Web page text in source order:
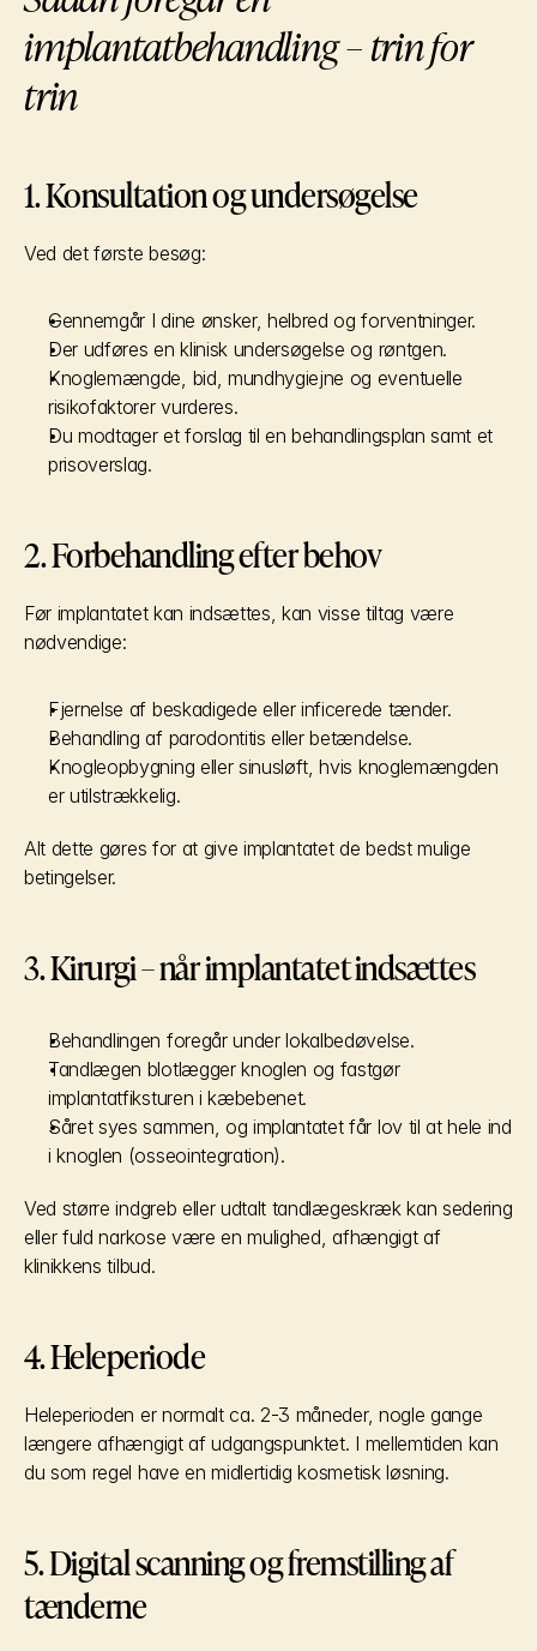
implantatbehandling – trin for
trin
1. Konsultation og undersøgelse
Ved det første besøg:
Gennemgår I dine ønsker, helbred og forventninger.
Der udføres en klinisk undersøgelse og røntgen.
Knoglemængde, bid, mundhygiejne og eventuelle
risikofaktorer vurderes.
Du modtager et forslag til en behandlingsplan samt et
prisoverslag.
2. Forbehandling efter behov
Før implantatet kan indsættes, kan visse tiltag være
nødvendige:
Fjernelse af beskadigede eller inficerede tænder.
Behandling af parodontitis eller betændelse.
Knogleopbygning eller sinusløft, hvis knoglemængden
er utilstrækkelig.
Alt dette gøres for at give implantatet de bedst mulige
betingelser.
3. Kirurgi – når implantatet indsættes
Behandlingen foregår under lokalbedøvelse.
Tandlægen blotlægger knoglen og fastgør
implantatfiksturen i kæbebenet.
Såret syes sammen, og implantatet får lov til at hele ind
i knoglen (osseointegration).
Ved større indgreb eller udtalt tandlægeskræk kan sedering
eller fuld narkose være en mulighed, afhængigt af
klinikkens tilbud.
4. Heleperiode
Heleperioden er normalt ca. 2-3 måneder, nogle gange
længere afhængigt af udgangspunktet. I mellemtiden kan
du som regel have en midlertidig kosmetisk løsning.
5. Digital scanning og fremstilling af
tænderne